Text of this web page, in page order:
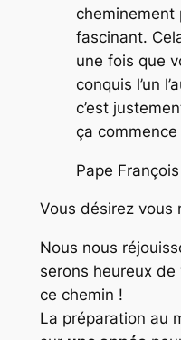
cheminement
fascinant.
une fois que
conquis l’un
c’est
ça commence
Pape François
Vous désirez vous
Nous nous
serons heureux
ce chemin !
La préparation au